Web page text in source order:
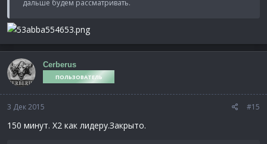
дальше будем рассматривать.
Cerberus
ПОЛЬЗОВАТЕЛЬ
3 Дек 2015 #15
150 минут. Х2 как лидеру.Закрыто.